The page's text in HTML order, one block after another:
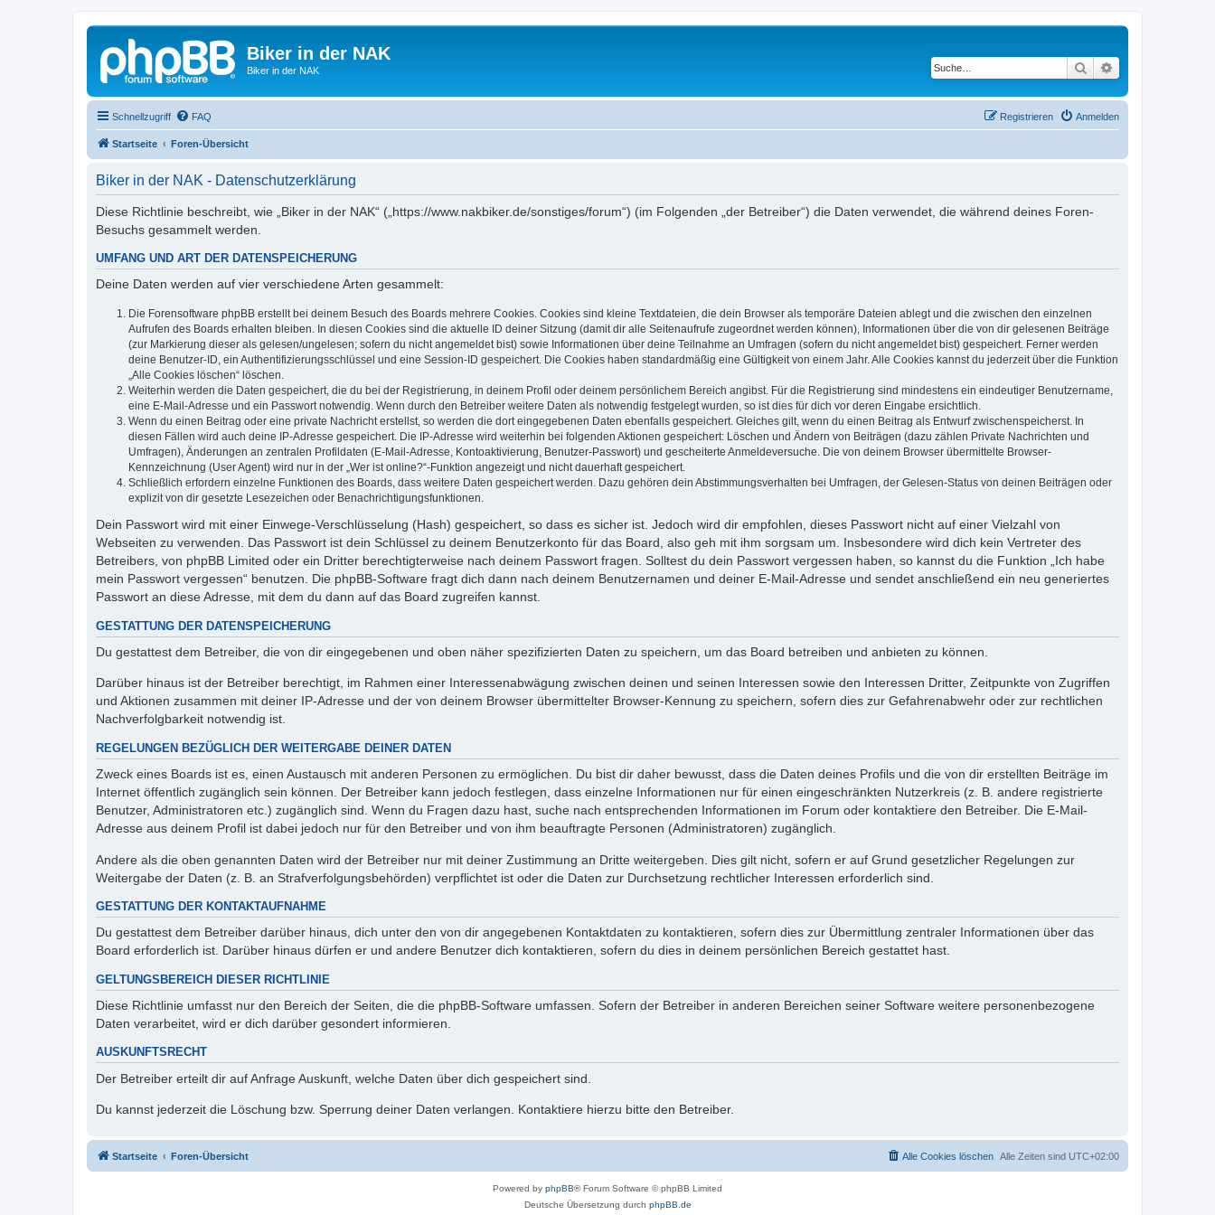
Biker in der NAK
Biker in der NAK Suche
Schnellzugriff FAQ Anmelden
Registrieren
Startseite Foren-Übersicht
Biker in der NAK - Datenschutzerklärung
Diese Richtlinie beschreibt, wie „Biker in der NAK“ („https://www.nakbiker.de/sonstiges/forum“) (im Folgenden „der Betreiber“) die Daten verwendet, die während deines Foren-
Besuchs gesammelt werden.
UMFANG UND ART DER DATENSPEICHERUNG
Deine Daten werden auf vier verschiedene Arten gesammelt:
Die Forensoftware phpBB erstellt bei deinem Besuch des Boards mehrere Cookies. Cookies sind kleine Textdateien, die dein Browser als temporäre Dateien ablegt und die zwischen den einzelnen
Aufrufen des Boards erhalten bleiben. In diesen Cookies sind die aktuelle ID deiner Sitzung (damit dir alle Seitenaufrufe zugeordnet werden können), Informationen über die von dir gelesenen Beiträge
(zur Markierung dieser als gelesen/ungelesen; sofern du nicht angemeldet bist) sowie Informationen über deine Teilnahme an Umfragen (sofern du nicht angemeldet bist) gespeichert. Ferner werden
deine Benutzer-ID, ein Authentifizierungsschlüssel und eine Session-ID gespeichert. Die Cookies haben standardmäßig eine Gültigkeit von einem Jahr. Alle Cookies kannst du jederzeit über die Funktion
„Alle Cookies löschen“ löschen.
Weiterhin werden die Daten gespeichert, die du bei der Registrierung, in deinem Profil oder deinem persönlichem Bereich angibst. Für die Registrierung sind mindestens ein eindeutiger Benutzername,
eine E-Mail-Adresse und ein Passwort notwendig. Wenn durch den Betreiber weitere Daten als notwendig festgelegt wurden, so ist dies für dich vor deren Eingabe ersichtlich.
Wenn du einen Beitrag oder eine private Nachricht erstellst, so werden die dort eingegebenen Daten ebenfalls gespeichert. Gleiches gilt, wenn du einen Beitrag als Entwurf zwischenspeicherst. In
diesen Fällen wird auch deine IP-Adresse gespeichert. Die IP-Adresse wird weiterhin bei folgenden Aktionen gespeichert: Löschen und Ändern von Beiträgen (dazu zählen Private Nachrichten und
Umfragen), Änderungen an zentralen Profildaten (E-Mail-Adresse, Kontoaktivierung, Benutzer-Passwort) und gescheiterte Anmeldeversuche. Die von deinem Browser übermittelte Browser-
Kennzeichnung (User Agent) wird nur in der „Wer ist online?“-Funktion angezeigt und nicht dauerhaft gespeichert.
Schließlich erfordern einzelne Funktionen des Boards, dass weitere Daten gespeichert werden. Dazu gehören dein Abstimmungsverhalten bei Umfragen, der Gelesen-Status von deinen Beiträgen oder
explizit von dir gesetzte Lesezeichen oder Benachrichtigungsfunktionen.
Dein Passwort wird mit einer Einwege-Verschlüsselung (Hash) gespeichert, so dass es sicher ist. Jedoch wird dir empfohlen, dieses Passwort nicht auf einer Vielzahl von
Webseiten zu verwenden. Das Passwort ist dein Schlüssel zu deinem Benutzerkonto für das Board, also geh mit ihm sorgsam um. Insbesondere wird dich kein Vertreter des
Betreibers, von phpBB Limited oder ein Dritter berechtigterweise nach deinem Passwort fragen. Solltest du dein Passwort vergessen haben, so kannst du die Funktion „Ich habe
mein Passwort vergessen“ benutzen. Die phpBB-Software fragt dich dann nach deinem Benutzernamen und deiner E-Mail-Adresse und sendet anschließend ein neu generiertes
Passwort an diese Adresse, mit dem du dann auf das Board zugreifen kannst.
GESTATTUNG DER DATENSPEICHERUNG
Du gestattest dem Betreiber, die von dir eingegebenen und oben näher spezifizierten Daten zu speichern, um das Board betreiben und anbieten zu können.
Darüber hinaus ist der Betreiber berechtigt, im Rahmen einer Interessenabwägung zwischen deinen und seinen Interessen sowie den Interessen Dritter, Zeitpunkte von Zugriffen
und Aktionen zusammen mit deiner IP-Adresse und der von deinem Browser übermittelter Browser-Kennung zu speichern, sofern dies zur Gefahrenabwehr oder zur rechtlichen
Nachverfolgbarkeit notwendig ist.
REGELUNGEN BEZÜGLICH DER WEITERGABE DEINER DATEN
Zweck eines Boards ist es, einen Austausch mit anderen Personen zu ermöglichen. Du bist dir daher bewusst, dass die Daten deines Profils und die von dir erstellten Beiträge im
Internet öffentlich zugänglich sein können. Der Betreiber kann jedoch festlegen, dass einzelne Informationen nur für einen eingeschränkten Nutzerkreis (z. B. andere registrierte
Benutzer, Administratoren etc.) zugänglich sind. Wenn du Fragen dazu hast, suche nach entsprechenden Informationen im Forum oder kontaktiere den Betreiber. Die E-Mail-
Adresse aus deinem Profil ist dabei jedoch nur für den Betreiber und von ihm beauftragte Personen (Administratoren) zugänglich.
Andere als die oben genannten Daten wird der Betreiber nur mit deiner Zustimmung an Dritte weitergeben. Dies gilt nicht, sofern er auf Grund gesetzlicher Regelungen zur
Weitergabe der Daten (z. B. an Strafverfolgungsbehörden) verpflichtet ist oder die Daten zur Durchsetzung rechtlicher Interessen erforderlich sind.
GESTATTUNG DER KONTAKTAUFNAHME
Du gestattest dem Betreiber darüber hinaus, dich unter den von dir angegebenen Kontaktdaten zu kontaktieren, sofern dies zur Übermittlung zentraler Informationen über das
Board erforderlich ist. Darüber hinaus dürfen er und andere Benutzer dich kontaktieren, sofern du dies in deinem persönlichen Bereich gestattet hast.
GELTUNGSBEREICH DIESER RICHTLINIE
Diese Richtlinie umfasst nur den Bereich der Seiten, die die phpBB-Software umfassen. Sofern der Betreiber in anderen Bereichen seiner Software weitere personenbezogene
Daten verarbeitet, wird er dich darüber gesondert informieren.
AUSKUNFTSRECHT
Der Betreiber erteilt dir auf Anfrage Auskunft, welche Daten über dich gespeichert sind.
Du kannst jederzeit die Löschung bzw. Sperrung deiner Daten verlangen. Kontaktiere hierzu bitte den Betreiber.
Startseite Foren-Übersicht Alle Zeiten sind UTC+02:00
Alle Cookies löschen
Powered by phpBB® Forum Software © phpBB Limited
Deutsche Übersetzung durch phpBB.de